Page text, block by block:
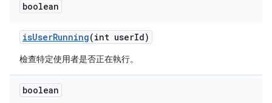
boolean
isUserRunning(int userId)
檢查特定使用者是否正在執行。
boolean